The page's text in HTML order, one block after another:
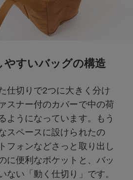
やすいバッグの構造
仕切りで2つに大きく分け
スナー付のカバーで中の荷
ようになっています。もう
スペースに設けられたの
フォンなどさっと取り出し
に便利なポケットと、バッ
ない「動く仕切り」です。